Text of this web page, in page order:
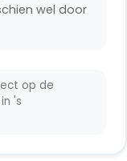
wel door
op de
's